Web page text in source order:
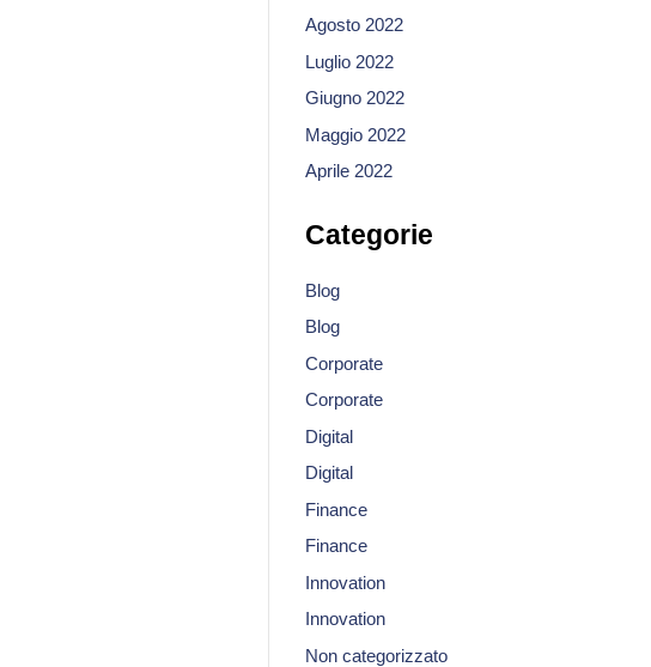
Agosto 2022
Luglio 2022
Giugno 2022
Maggio 2022
Aprile 2022
Categorie
Blog
Blog
Corporate
Corporate
Digital
Digital
Finance
Finance
Innovation
Innovation
Non categorizzato